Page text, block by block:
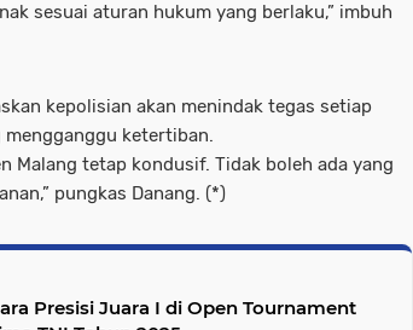
sesuai aturan hukum yang berlaku,” imbuh
kepolisian akan menindak tegas setiap
ketertiban.
Malang tetap kondusif. Tidak boleh ada yang
pungkas Danang. (*)
Presisi Juara I di Open Tournament